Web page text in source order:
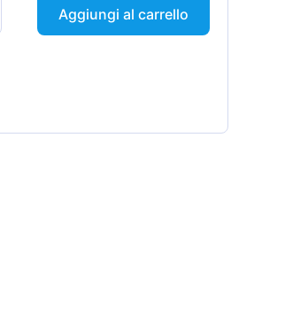
Aggiungi al carrello